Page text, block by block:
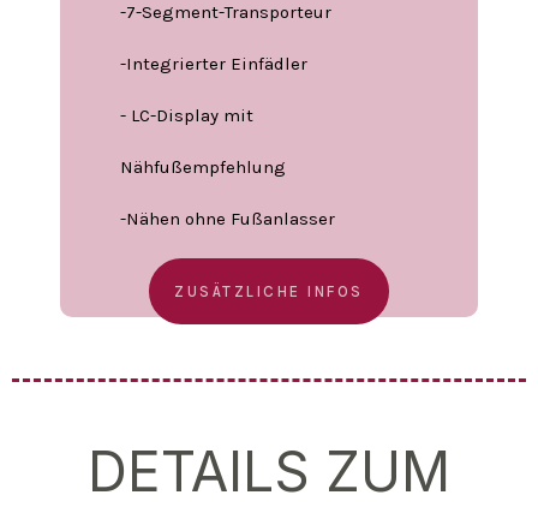
-7-Segment-Transporteur
-Integrierter Einfädler
- LC-Display mit
Nähfußempfehlung
-Nähen ohne Fußanlasser
ZUSÄTZLICHE INFOS
DETAILS ZUM